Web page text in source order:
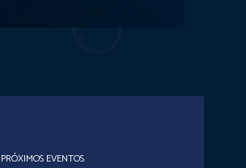
PRÓXIMOS EVENTOS